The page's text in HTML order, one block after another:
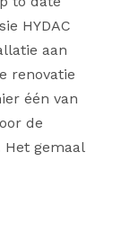
HYDAC
aan
renovatie
één van
de
Het gemaal